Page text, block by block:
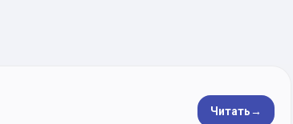
Читать→